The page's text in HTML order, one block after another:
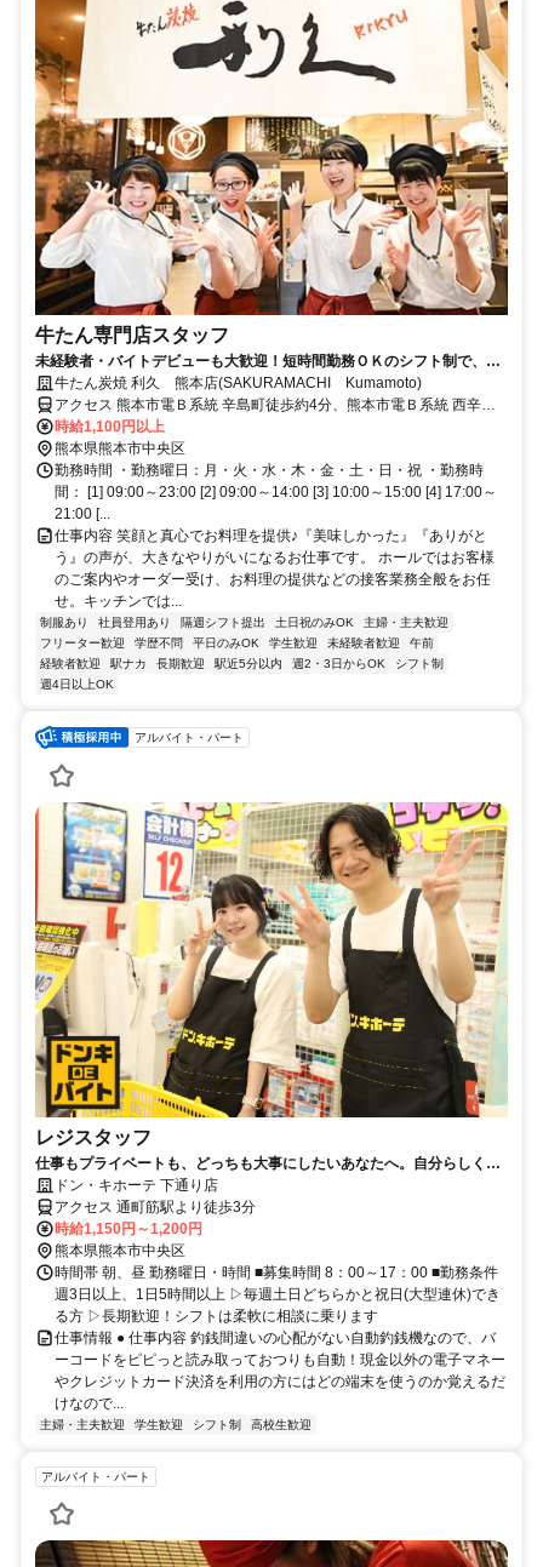
牛たん専門店スタッフ
未経験者・バイトデビューも大歓迎！短時間勤務ＯＫのシフト制で、都
合に合わせて働きやすい職場です。
牛たん炭焼 利久 熊本店(SAKURAMACHI Kumamoto)
アクセス 熊本市電Ｂ系統 辛島町徒歩約4分、熊本市電Ｂ系統 西辛島
町出入口1徒歩約6分
時給1,100円以上
熊本県熊本市中央区
勤務時間 ・勤務曜日：月・火・水・木・金・土・日・祝 ・勤務時
間： [1] 09:00～23:00 [2] 09:00～14:00 [3] 10:00～15:00 [4] 17:00～
21:00 [...
仕事内容 笑顔と真心でお料理を提供♪『美味しかった』『ありがと
う』の声が、大きなやりがいになるお仕事です。 ホールではお客様
のご案内やオーダー受け、お料理の提供などの接客業務全般をお任
せ。キッチンでは...
制服あり 社員登用あり 隔週シフト提出 土日祝のみOK
主婦・主夫歓迎
フリーター歓迎
学歴不問 平日のみOK 学生歓迎 未経験者歓迎
午前
経験者歓迎
駅ナカ 長期歓迎 駅近5分以内 週2・3日からOK
シフト制
週4日以上OK
アルバイト・パート
レジスタッフ
仕事もプライベートも、どっちも大事にしたいあなたへ。自分らしく働
くって、こんなに楽しい。
ドン・キホーテ 下通り店
アクセス 通町筋駅より徒歩3分
時給1,150円～1,200円
熊本県熊本市中央区
時間帯 朝、昼 勤務曜日・時間 ■募集時間 8：00～17：00 ■勤務条件
週3日以上、1日5時間以上 ▷毎週土日どちらかと祝日(大型連休)でき
る方 ▷長期歓迎！シフトは柔軟に相談に乗ります
仕事情報 ● 仕事内容 釣銭間違いの心配がない自動釣銭機なので、バ
ーコードをピピっと読み取っておつりも自動！現金以外の電子マネー
やクレジットカード決済を利用の方にはどの端末を使うのか覚えるだ
けなので...
主婦・主夫歓迎 学生歓迎 シフト制 高校生歓迎
アルバイト・パート